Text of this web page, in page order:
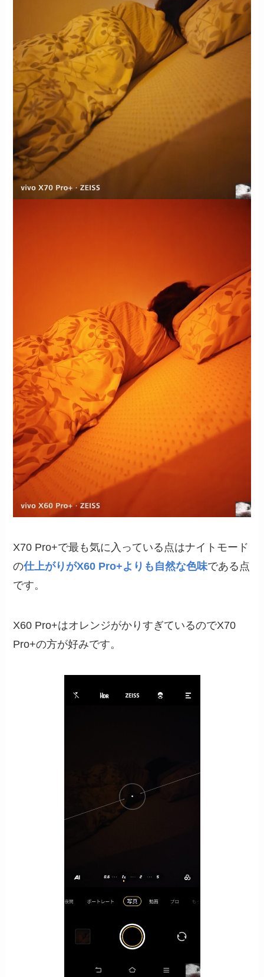
X70 Pro+で最も気に入っている点はナイトモード
の仕上がりがX60 Pro+よりも自然な色味である点
です。
X60 Pro+はオレンジがかりすぎているのでX70
Pro+の方が好みです。